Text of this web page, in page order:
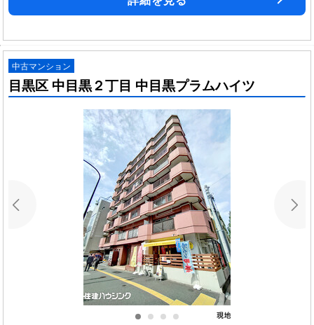
中古マンション
目黒区 中目黒２丁目 中目黒プラムハイツ